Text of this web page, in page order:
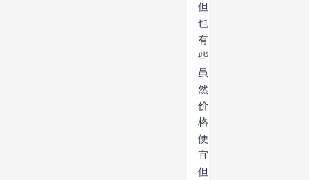
但
也
有
些
虽
然
价
格
便
宜
但